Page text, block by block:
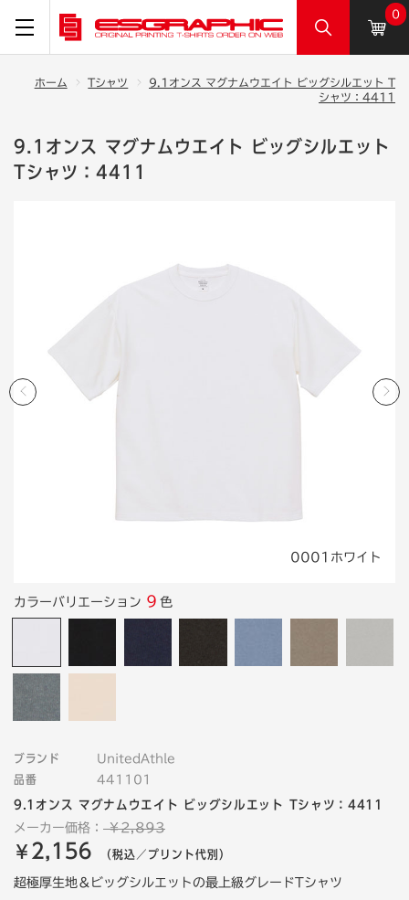
0
ホーム Tシャツ
9.1オンス マグナムウエイト ビッグシルエット T
シャツ：4411
9.1オンス マグナムウエイト ビッグシルエット
Tシャツ：4411
0001ホワイト
カラーバリエーション 9 色
ブランド
UnitedAthle
品番
441101
9.1オンス マグナムウエイト ビッグシルエット Tシャツ：4411
メーカー価格： ￥2,893
￥ 2,156 （税込／プリント代別）
超極厚生地＆ビッグシルエットの最上級グレードTシャツ